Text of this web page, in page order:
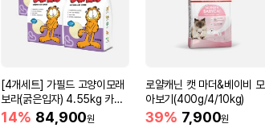
[4개세트] 가필드 고양이모래
보라(굵은입자) 4.55kg 카사
바모래
14% 84,900원
로얄캐닌 캣 마더&베이비 모
아보기(400g/4/10kg)
39% 7,900원